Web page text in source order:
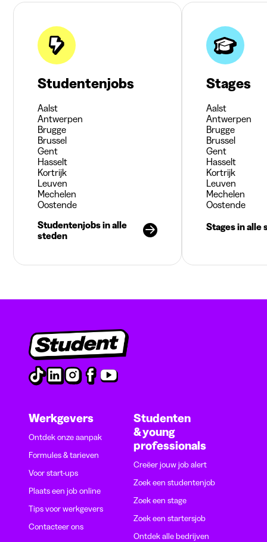
Studentenjobs
Aalst
Antwerpen
Brugge
Brussel
Gent
Hasselt
Kortrijk
Leuven
Mechelen
Oostende
Studentenjobs in alle
steden
Stages
Aalst
Antwerpen
Brugge
Brussel
Gent
Hasselt
Kortrijk
Leuven
Mechelen
Oostende
Stages in alle
Werkgevers
Ontdek onze aanpak
Formules & tarieven
Voor start-ups
Plaats een job online
Tips voor werkgevers
Contacteer ons
Studenten
& young
professionals
Creëer jouw job alert
Zoek een studentenjob
Zoek een stage
Zoek een startersjob
Ontdek alle bedrijven